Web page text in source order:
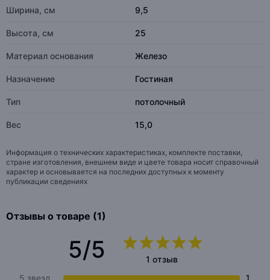
Ширина, см 9,5
Высота, см 25
Материал основания Железо
Назначение Гостиная
Тип потолочный
Вес 15,0
Информация о технических характеристиках, комплекте поставки,
стране изготовления, внешнем виде и цвете товара носит справочный
характер и основывается на последних доступных к моменту
публикации сведениях
Отзывы о товаре (1)
5/5
1 отзыв
5 звезд
1